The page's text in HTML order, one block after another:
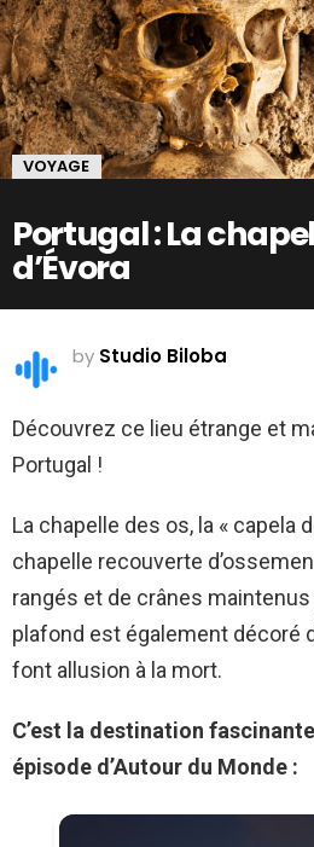
VOYAGE
Portugal : La
d’Évora
by Studio Biloba
Découvrez ce lieu étrange et
Portugal !
La chapelle des os, la « capela
chapelle recouverte
rangés et de crânes
plafond est également décoré
font allusion à la mort.
C’est la destination
épisode d’Autour du Monde :